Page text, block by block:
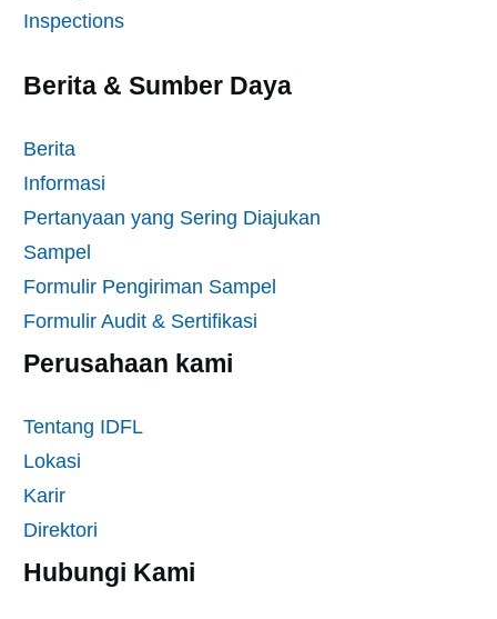
Inspections
Berita & Sumber Daya
Berita
Informasi
Pertanyaan yang Sering Diajukan
Sampel
Formulir Pengiriman Sampel
Formulir Audit & Sertifikasi
Perusahaan kami
Tentang IDFL
Lokasi
Karir
Direktori
Hubungi Kami